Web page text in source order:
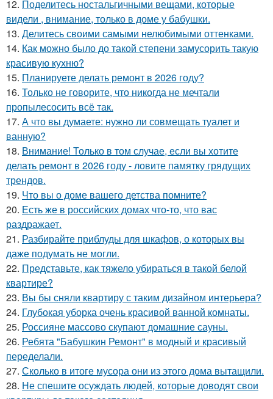
12. Поделитесь ностальгичными вещами, которые
видели , внимание, только в доме у бабушки.
13. Делитесь своими самыми нелюбимыми оттенками.
14. Как можно было до такой степени замусорить такую
красивую кухню?
15. Планируете делать ремонт в 2026 году?
16. Только не говорите, что никогда не мечтали
пропылесосить всё так.
17. А что вы думаете: нужно ли совмещать туалет и
ванную?
18. Внимание! Только в том случае, если вы хотите
делать ремонт в 2026 году - ловите памятку грядущих
трендов.
19. Что вы о доме вашего детства помните?
20. Есть же в российских домах что-то, что вас
раздражает.
21. Разбирайте приблуды для шкафов, о которых вы
даже подумать не могли.
22. Представьте, как тяжело убираться в такой белой
квартире?
23. Вы бы сняли квартиру с таким дизайном интерьера?
24. Глубокая уборка очень красивой ванной комнаты.
25. Россияне массово скупают домашние сауны.
26. Ребята "Бабушкин Ремонт" в модный и красивый
переделали.
27. Сколько в итоге мусора они из этого дома вытащили.
28. Не спешите осуждать людей, которые доводят свои